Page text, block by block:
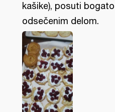
kašike), posuti
odsečenim delom.